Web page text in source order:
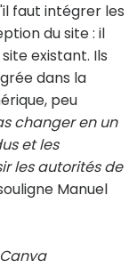
faut intégrer les
du site : il
existant. Ils
dans la
peu
changer en un
et les
les autorités de
Manuel